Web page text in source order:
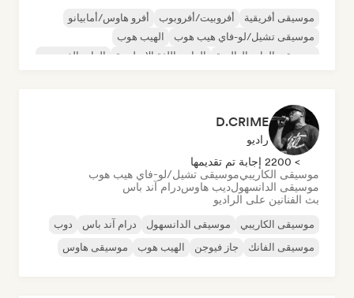
موسيقى أفريقية أفروبيت/أفروبوب
أفرو هاوس/أمابيانو
موسيقى تشيل/لو-فاي هيب هوب
الهيب هوب
موسيقى الراب العالمية
الراب باللغة الإنجليزية الراب الفرنسي
D.CRIME
راديو
> 2200 إجابة تم تقديمها
موسيقى الكاريبيموسيقى تشيل/لو-فاي هيب هوب
موسيقى الدانسهولديب هاوسدرام آند باس
بث الفنانين على الراديو
موسيقى الكاريبي موسيقى الدانسهول درام آند باس
دوب
موسيقى الفانك
جاز فيوجن الهيب هوب موسيقى هاوس